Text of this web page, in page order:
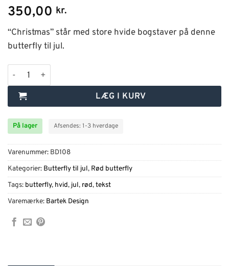
350,00 kr.
“Christmas” står med store hvide bogstaver på denne
butterfly til jul.
Jule-butterfly med Christmas-tekst antal
LÆG I KURV
På lager Afsendes: 1-3 hverdage
Varenummer: BD108
Kategorier: Butterfly til jul, Rød butterfly
Tags: butterfly, hvid, jul, rød,tekst
Varemærke: Bartek Design